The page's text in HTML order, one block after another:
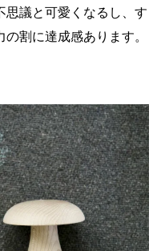
思議と可愛くなるし、す
割に達成感あります。